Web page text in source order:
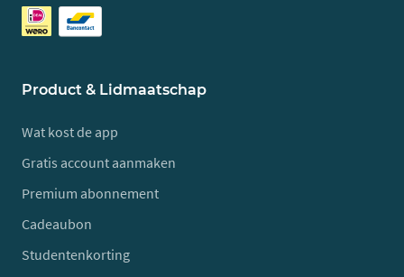
Product & Lidmaatschap
Wat kost de app
Gratis account aanmaken
Premium abonnement
Cadeaubon
Studentenkorting